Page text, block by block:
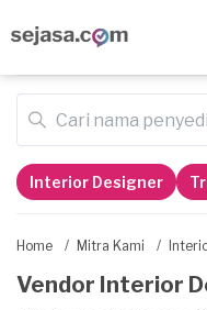
Home / Mitra Kami /
Vendor Interior
Interior Designer